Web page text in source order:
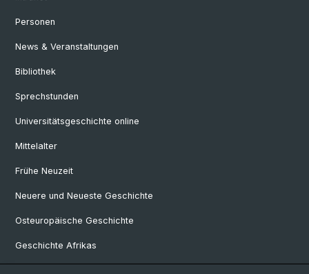
Personen
News & Veranstaltungen
Bibliothek
Sprechstunden
Universitätsgeschichte online
Mittelalter
Frühe Neuzeit
Neuere und Neueste Geschichte
Osteuropäische Geschichte
Geschichte Afrikas